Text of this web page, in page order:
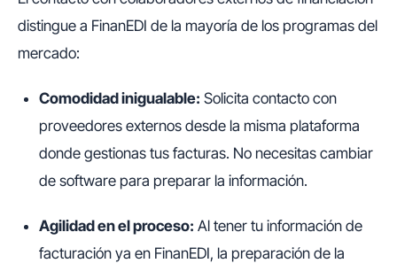
distingue a FinanEDI de la mayoría de los programas del
mercado:
Comodidad inigualable: Solicita contacto con
proveedores externos desde la misma plataforma
donde gestionas tus facturas. No necesitas cambiar
de software para preparar la información.
Agilidad en el proceso: Al tener tu información de
facturación ya en FinanEDI, la preparación de la